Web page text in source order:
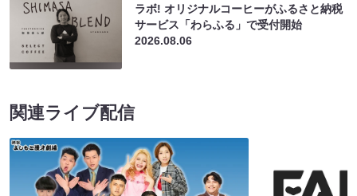
ラボ! オリジナルコーヒーがふるさと納税
サービス「わらふる」で受付開始
2026.08.06
関連ライブ配信